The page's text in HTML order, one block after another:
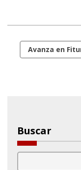
Avanza en
Buscar